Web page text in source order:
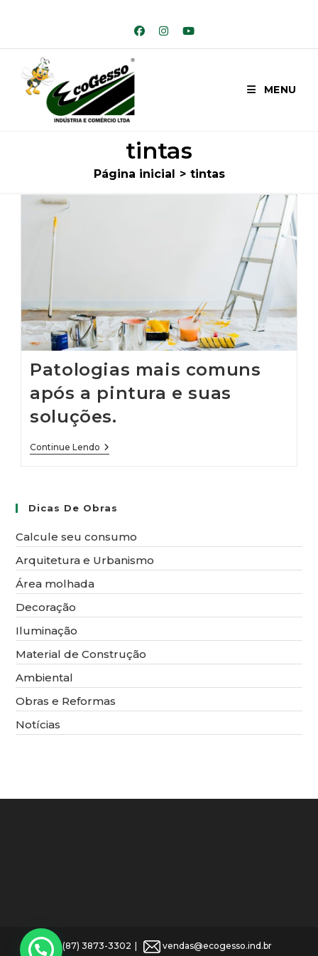
conteúdo
MENU
tintas
Página inicial > tintas
Patologias mais comuns
após a pintura e suas
soluções.
Continue Lendo Patologias
Pintura
Soluções.
Dicas De Obras
Calcule seu consumo
Arquitetura e Urbanismo
Área molhada
Decoração
Iluminação
Material de Construção
Ambiental
Obras e Reformas
Notícias
(87) 3873-3302 vendas@ecogesso.ind.br